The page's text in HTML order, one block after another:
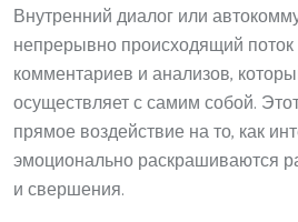
Внутренний диалог или
непрерывно происходящий
комментариев и анализов,
осуществляет с самим собой.
прямое воздействие на то, как
эмоционально раскрашиваются
и свершения.